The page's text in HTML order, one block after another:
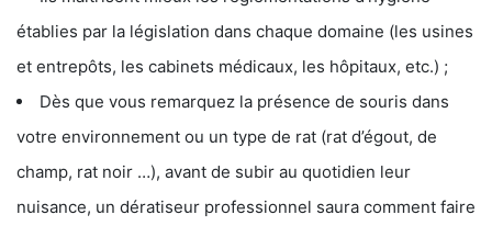
établies par la législation dans chaque domaine (les usines
et entrepôts, les cabinets médicaux, les hôpitaux, etc.) ;
Dès que vous remarquez la présence de souris dans
votre environnement ou un type de rat (rat d’égout, de
champ, rat noir …), avant de subir au quotidien leur
nuisance, un dératiseur professionnel saura comment faire